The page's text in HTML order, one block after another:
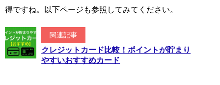
得ですね。以下ページも参照してみてください。
関連記事
クレジットカード比較！ポイントが貯まり
やすいおすすめカード